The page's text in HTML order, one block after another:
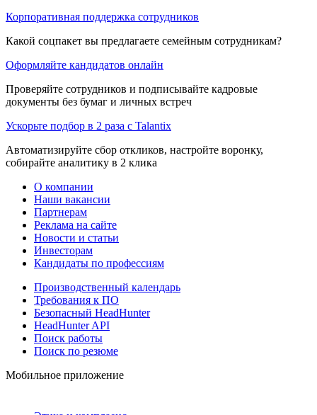
Корпоративная поддержка сотрудников
Какой соцпакет вы предлагаете семейным сотрудникам?
Оформляйте кандидатов онлайн
Проверяйте сотрудников и подписывайте кадровые
документы без бумаг и личных встреч
Ускорьте подбор в 2 раза с Talantix
Автоматизируйте сбор откликов, настройте воронку,
собирайте аналитику в 2 клика
О компании
Наши вакансии
Партнерам
Реклама на сайте
Новости и статьи
Инвесторам
Кандидаты по профессиям
Производственный календарь
Требования к ПО
Безопасный HeadHunter
HeadHunter API
Поиск работы
Поиск по резюме
Мобильное приложение